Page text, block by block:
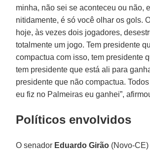
minha, não sei se aconteceu ou não,
nitidamente, é só você olhar os gols.
hoje, às vezes dois jogadores,
totalmente um jogo. Tem presidente
compactua com isso, tem presidente
tem presidente que está ali para
presidente que não compactua.
eu fiz no Palmeiras eu ganhei”,
Políticos envolvidos
O senador Eduardo Girão (Novo-